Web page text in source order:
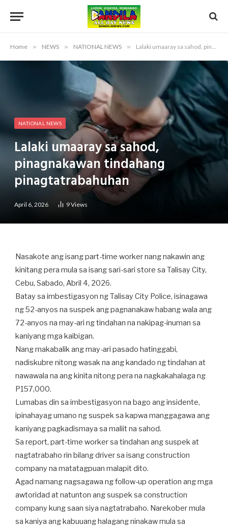
Home » NEWS » NATIONAL NEWS » Lalaki umaaray sa sahod, pinagnakawan tindahang pinagtatrabahuhan
NATIONAL NEWS
Lalaki umaaray sa sahod,
pinagnakawan tindahang
pinagtatrabahuhan
April 6, 2026 9Views
Nasakote ang isang part-time worker nang nakawin ang
kinitang pera mula sa isang sari-sari store sa Talisay City,
Cebu, Sabado, Abril 4, 2026.
Batay sa imbestigasyon ng Talisay City Police, isinagawa
ng 52-anyos na suspek ang pagnanakaw habang wala ang
72-anyos na may-ari ng tindahan na nakipag-inuman sa
kaniyang mga kaibigan.
Nang makabalik ang may-ari pasado hatinggabi,
nadiskubre nitong wasak na ang kandado ng tindahan at
nawawala na ang kinita nitong pera na nagkakahalaga ng
P157,000.
Lumabas din sa imbestigasyon na bago ang insidente,
ipinahayag umano ng suspek sa kapwa manggagawa ang
kaniyang pagkadismaya sa maliit na sahod.
Sa report, part-time worker sa tindahan ang suspek at
nagtatrabaho rin bilang driver sa isang construction
company na matatagpuan malapit dito.
Agad namang nagsagawa ng follow-up operation ang mga
awtoridad at natunton ang suspek sa construction
company kung saan siya nagtatrabaho. Narekober mula
sa kaniya ang kabuuang halagang ninakaw mula sa